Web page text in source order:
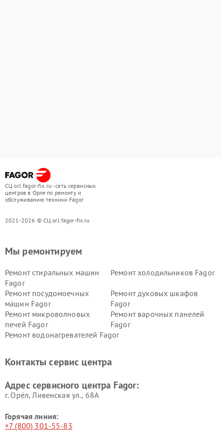
СЦ orl.fagor-fix.ru - сеть сервисных
центров в Орле по ремонту и
обслуживанию техники Fagor
2021-2026 © СЦ orl.fagor-fix.ru
Мы ремонтируем
Ремонт стиральных машин
Fagor
Ремонт холодильников Fagor
Ремонт посудомоечных
машин Fagor
Ремонт духовых шкафов
Fagor
Ремонт микроволновых
печей Fagor
Ремонт варочных панелей
Fagor
Ремонт водонагревателей Fagor
Контакты сервис центра
Адрес сервисного центра Fagor:
г. Орёл, Ливенская ул., 68А
Горячая линия:
+7 (800) 301-55-83